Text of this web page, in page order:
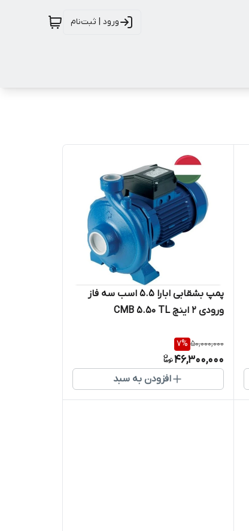
ورود | ثبت‌نام
پمپ بشقابی ابارا 5.5 اسب سه فاز
ورودی 2 اینچ CMB 5.50 TL
50,000,000
7%
46,300,000
افزودن به سبد